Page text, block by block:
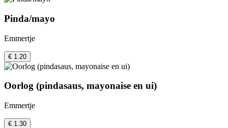
Pinda/mayo
Emmertje
€ 1.20
Oorlog (pindasaus, mayonaise en ui)
Emmertje
€ 1.30